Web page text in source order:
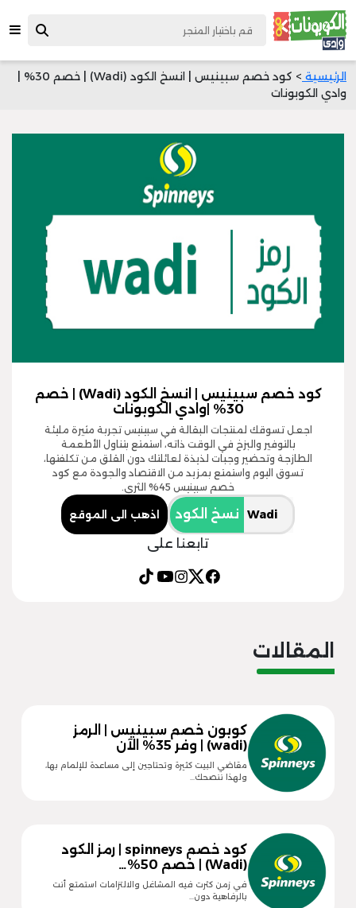
الرئيسية
> كود خصم سبينيس | انسخ الكود (Wadi) | خصم 30% |
وادي الكوبونات
كود خصم سبينيس | انسخ الكود (Wadi) | خصم
30% |وادي الكوبونات
اجعل تسوقك لمنتجات البقالة في سبينيس تجربة مثيرة مليئة
بالتوفير والبزخ في الوقت ذاته، استمتع بتناول الأطعمة
الطازجة وتحضير وجبات لذيذة لعائلتك دون القلق من تكلفتها،
تسوق اليوم واستمتع بمزيد من الاقتصاد والجودة مع كود
خصم سبينيس 45% الثري.
نسخ الكود اذهب الى الموقع
تابعنا على
المقالات
كوبون خصم سبينيس | الرمز
(wadi) | وفر 35% الآن
مقاضي البيت كثيرة وتحتاجين إلى مساعدة للإلمام بها،
ولهذا ننصحك…
كود خصم spinneys | رمز الكود
(Wadi) | خصم 50%…
في زمن كثرت فيه المشاغل والالتزامات استمتع أنت
بالرفاهية دون…